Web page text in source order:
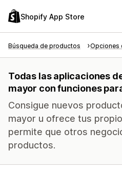
Shopify App Store
Búsqueda de productos Opciones
Todas las aplicaciones
mayor con funciones
Consigue nuevos
mayor u ofrece tus
permite que otros
productos.